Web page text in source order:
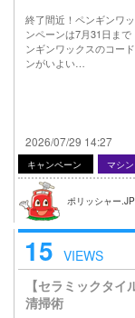
終了間近！ペンギンワ
ンペーンは7月31日ま
ンギンワックスのコー
ンがいよい…
2026/07/29 14:27
キャンペーン マシン
ポリッシャー.JP
15 VIEWS
【セラミックタ
清掃術